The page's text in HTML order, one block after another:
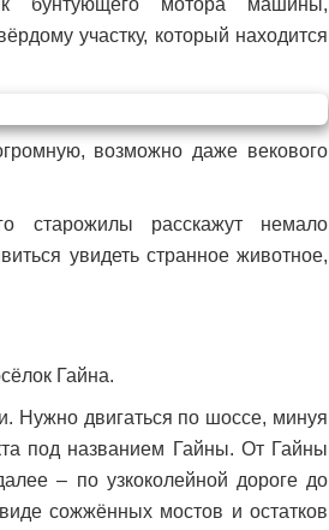
бунтующего мотора машины,
участку, который находится
возможно даже векового
старожилы расскажут немало
увидеть странное животное,
Гайна.
Нужно двигаться по шоссе, минуя
под названием Гайны. От Гайны
‒ по узкоколейной дороге до
сожжённых мостов и остатков